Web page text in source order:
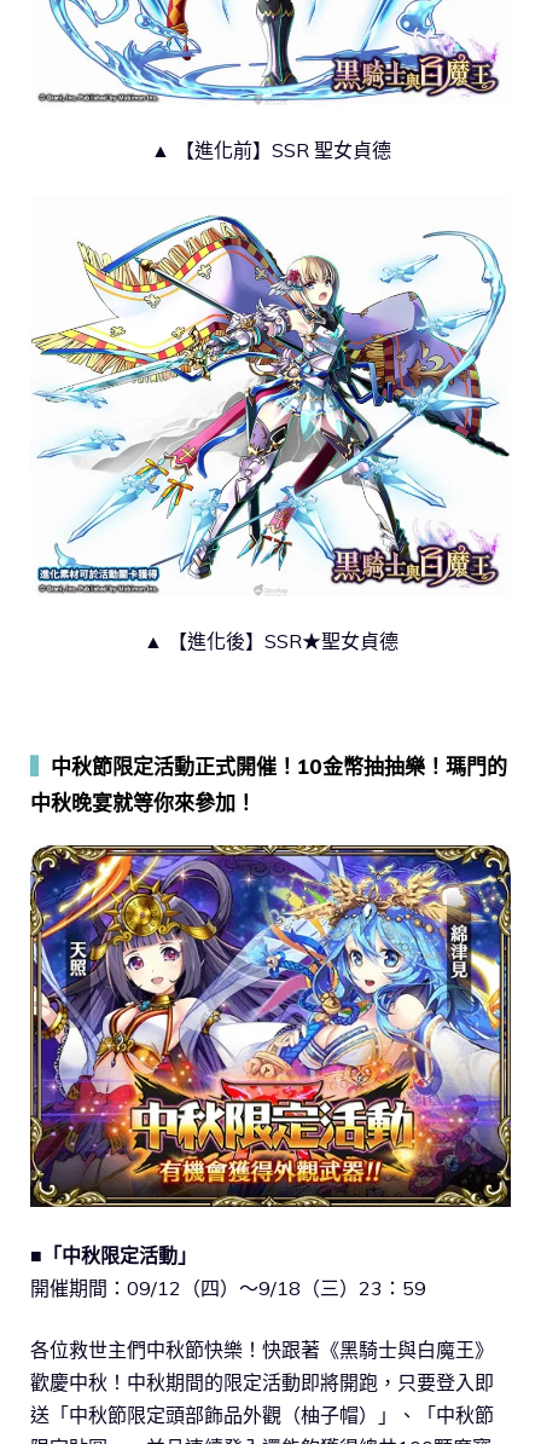
▲ 【進化前】SSR 聖女貞德
▲ 【進化後】SSR★聖女貞德
中秋節限定活動正式開催！10金幣抽抽樂！瑪門的
中秋晚宴就等你來參加！
■「中秋限定活動」
開催期間：09/12（四）～9/18（三）23：59
各位救世主們中秋節快樂！快跟著《黑騎士與白魔王》
歡慶中秋！中秋期間的限定活動即將開跑，只要登入即
送「中秋節限定頭部飾品外觀（柚子帽）」、「中秋節